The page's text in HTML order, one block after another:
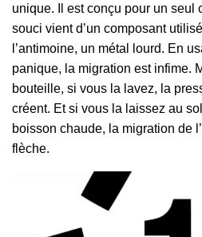
unique. Il est conçu pour un seul
souci vient d’un composant
l’antimoine, un métal lourd. En
panique, la migration est infime.
bouteille, si vous la lavez, la
créent. Et si vous la laissez au
boisson chaude, la migration de
flèche.